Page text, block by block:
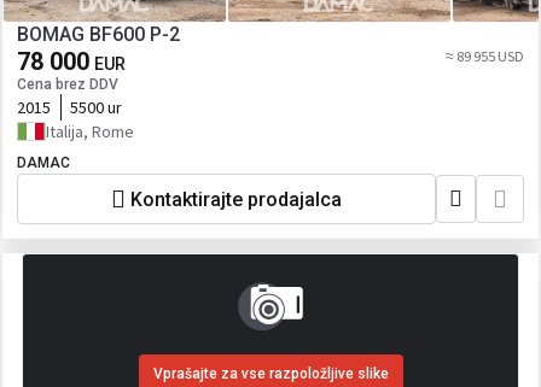
BOMAG BF600 P-2
78 000 EUR
Cena brez DDV
≈ 89 955 USD
2015
5500 ur
Italija, Rome
DAMAC
Kontaktirajte prodajalca
Vprašajte za vse razpoložljive slike